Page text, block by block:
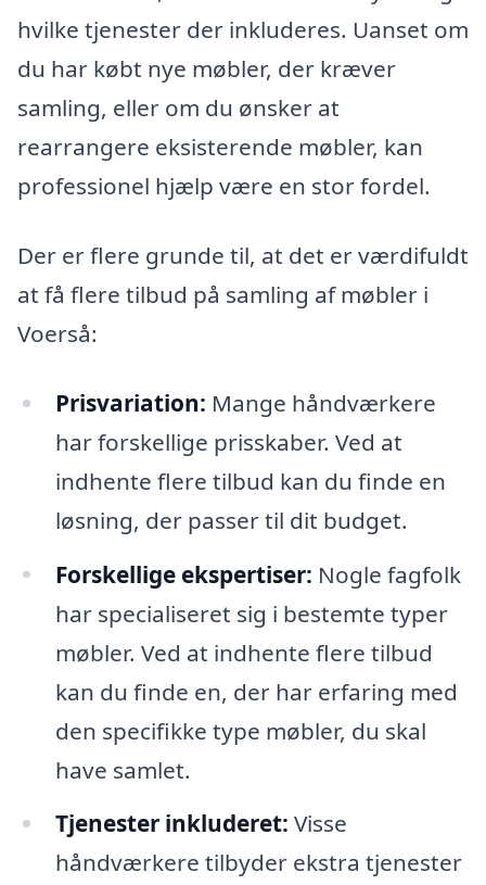
hvilke tjenester der inkluderes. Uanset om
du har købt nye møbler, der kræver
samling, eller om du ønsker at
rearrangere eksisterende møbler, kan
professionel hjælp være en stor fordel.
Der er flere grunde til, at det er værdifuldt
at få flere tilbud på samling af møbler i
Voerså:
Prisvariation: Mange håndværkere
har forskellige prisskaber. Ved at
indhente flere tilbud kan du finde en
løsning, der passer til dit budget.
Forskellige ekspertiser: Nogle fagfolk
har specialiseret sig i bestemte typer
møbler. Ved at indhente flere tilbud
kan du finde en, der har erfaring med
den specifikke type møbler, du skal
have samlet.
Tjenester inkluderet: Visse
håndværkere tilbyder ekstra tjenester